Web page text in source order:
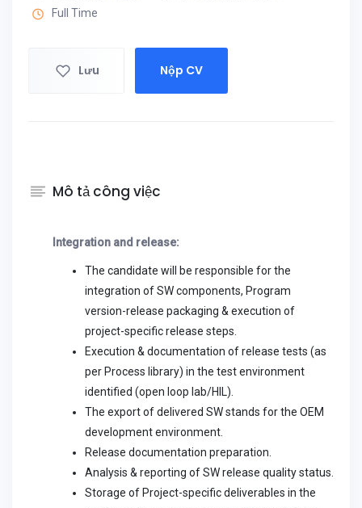
Full Time
Lưu Nộp CV
Mô tả công việc
Integration and release:
The candidate will be responsible for the
integration of SW components, Program
version-release packaging & execution of
project-specific release steps.
Execution & documentation of release tests (as
per Process library) in the test environment
identified (open loop lab/HIL).
The export of delivered SW stands for the OEM
development environment.
Release documentation preparation.
Analysis & reporting of SW release quality status.
Storage of Project-specific deliverables in the